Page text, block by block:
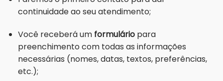
continuidade ao seu atendimento;
Você receberá um formuláriopara
preenchimento com todas as informações
necessárias (nomes, datas, textos, preferências,
etc.);